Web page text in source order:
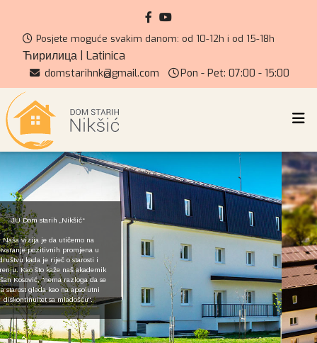
Posjete moguće svakim danom: od 10-12h i od 15-18h
Ћирилица Latinica
domstarihnk@gmail.com Pon - Pet: 07:00 - 15:00
JU Dom starih „Nikšić“
Naša vizija je da utičemo na
stvaranje pozitivnih promjena u
društvu kada je riječ o starosti i
starenju. Kao što kaže naš akademik
Dušan Kosović, "nema razloga da se
na starost gleda kao na apsolutni
diskontinuitet sa mladošću".